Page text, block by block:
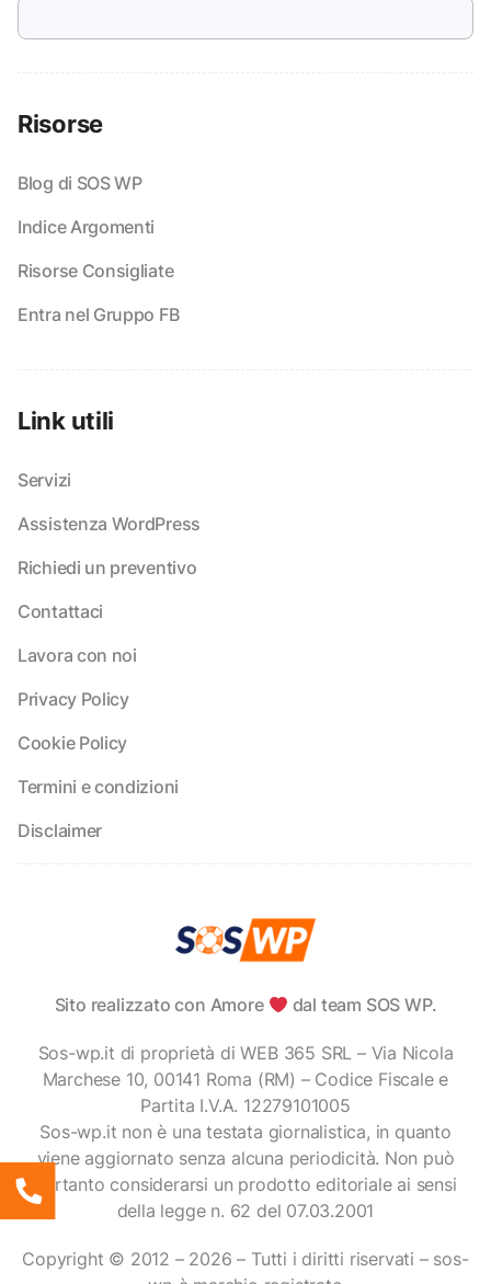
Risorse
Blog di SOS WP
Indice Argomenti
Risorse Consigliate
Entra nel Gruppo FB
Link utili
Servizi
Assistenza WordPress
Richiedi un preventivo
Contattaci
Lavora con noi
Privacy Policy
Cookie Policy
Termini e condizioni
Disclaimer
Sito realizzato con Amore dal team SOS WP.
Sos-wp.it di proprietà di WEB 365 SRL – Via Nicola
Marchese 10, 00141 Roma (RM) – Codice Fiscale e
Partita I.V.A. 12279101005
Sos-wp.it non è una testata giornalistica, in quanto
viene aggiornato senza alcuna periodicità. Non può
pertanto considerarsi un prodotto editoriale ai sensi
della legge n. 62 del 07.03.2001
Copyright © 2012 – 2026 – Tutti i diritti riservati – sos-